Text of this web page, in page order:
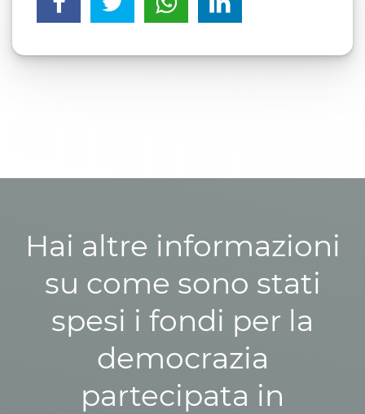
Hai altre informazioni
su come sono stati
spesi i fondi per la
democrazia
partecipata in